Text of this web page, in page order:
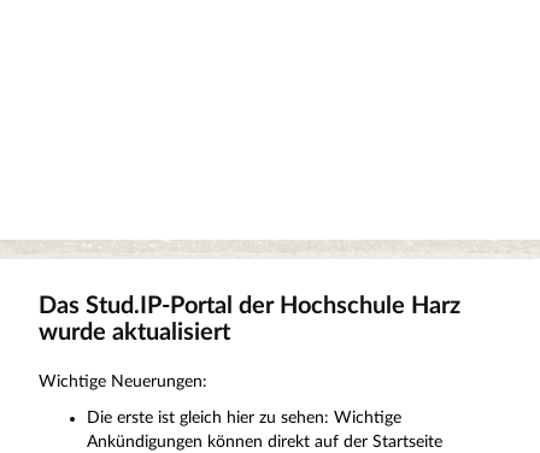
Das Stud.IP-Portal der Hochschule Harz
wurde aktualisiert
Wichtige Neuerungen:
Die erste ist gleich hier zu sehen: Wichtige
Ankündigungen können direkt auf der Startseite